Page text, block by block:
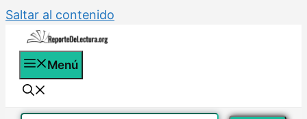
Saltar al contenido
Menú